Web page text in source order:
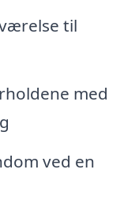
til
med
ved en